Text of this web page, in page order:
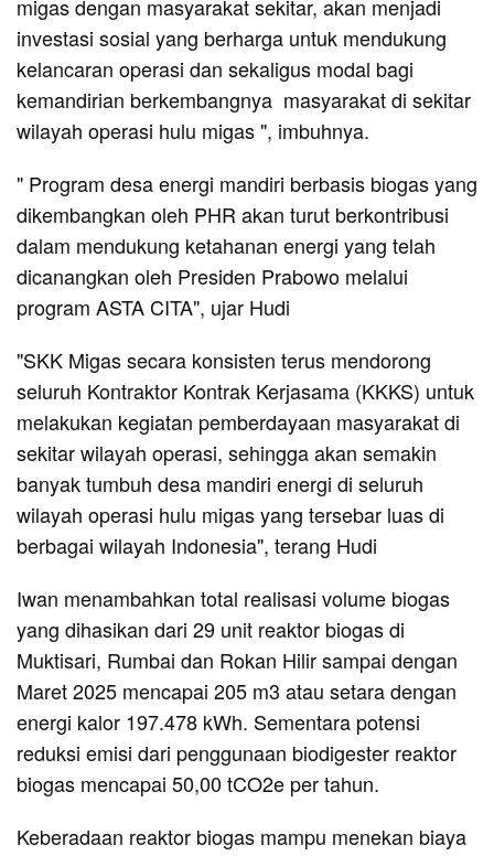
migas dengan masyarakat sekitar, akan menjadi
investasi sosial yang berharga untuk mendukung
kelancaran operasi dan sekaligus modal bagi
kemandirian berkembangnya masyarakat di sekitar
wilayah operasi hulu migas ", imbuhnya.
" Program desa energi mandiri berbasis biogas yang
dikembangkan oleh PHR akan turut berkontribusi
dalam mendukung ketahanan energi yang telah
dicanangkan oleh Presiden Prabowo melalui
program ASTA CITA", ujar Hudi
"SKK Migas secara konsisten terus mendorong
seluruh Kontraktor Kontrak Kerjasama (KKKS) untuk
melakukan kegiatan pemberdayaan masyarakat di
sekitar wilayah operasi, sehingga akan semakin
banyak tumbuh desa mandiri energi di seluruh
wilayah operasi hulu migas yang tersebar luas di
berbagai wilayah Indonesia", terang Hudi
Iwan menambahkan total realisasi volume biogas
yang dihasikan dari 29 unit reaktor biogas di
Muktisari, Rumbai dan Rokan Hilir sampai dengan
Maret 2025 mencapai 205 m3 atau setara dengan
energi kalor 197.478 kWh. Sementara potensi
reduksi emisi dari penggunaan biodigester reaktor
biogas mencapai 50,00 tCO2e per tahun.
Keberadaan reaktor biogas mampu menekan biaya